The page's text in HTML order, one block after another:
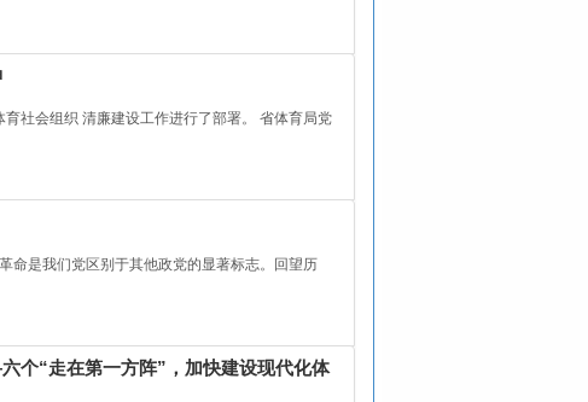
社会组织 清廉建设工作进行了部署。 省体育局党
命是我们党区别于其他政党的显著标志。回望历
个“走在第一方阵”，加快建设现代化体